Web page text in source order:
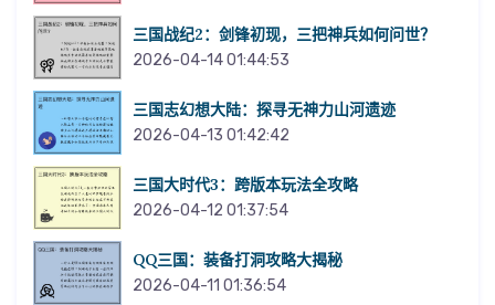
三国战纪2：剑锋初现，三把神兵如何问世？
2026-04-14 01:44:53
三国志幻想大陆：探寻无神力山河遗迹
2026-04-13 01:42:42
三国大时代3：跨版本玩法全攻略
2026-04-12 01:37:54
QQ三国：装备打洞攻略大揭秘
2026-04-11 01:36:54